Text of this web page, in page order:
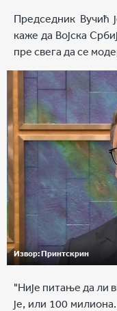
Председник Вучић
каже да Војска
пре свега да се
Извор:Принтскрин
"Није питање да ли
је, или 100